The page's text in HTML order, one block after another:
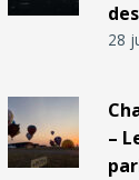
28
–